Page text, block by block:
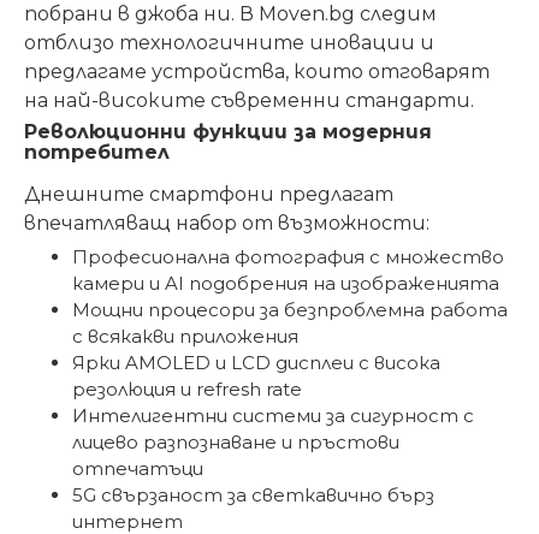
побрани в джоба ни. В Moven.bg следим
отблизо технологичните иновации и
предлагаме устройства, които отговарят
на най-високите съвременни стандарти.
Революционни функции за модерния
потребител
Днешните смартфони предлагат
впечатляващ набор от възможности:
Професионална фотография с множество
камери и AI подобрения на изображенията
Мощни процесори за безпроблемна работа
с всякакви приложения
Ярки AMOLED и LCD дисплеи с висока
резолюция и refresh rate
Интелигентни системи за сигурност с
лицево разпознаване и пръстови
отпечатъци
5G свързаност за светкавично бърз
интернет